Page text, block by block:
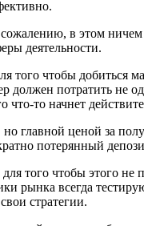
в этом ничем
деятельности.
того чтобы добиться
должен потратить не
что-то начнет
главной ценой за
потерянный
того чтобы этого не
рынка всегда
стратегии.